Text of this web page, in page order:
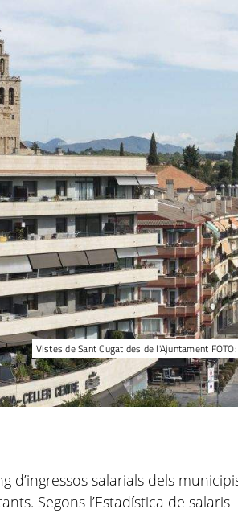
Vistes de Sant Cugat des de l'Ajuntament
d’ingressos salarials dels
Segons l’Estadística de salaris